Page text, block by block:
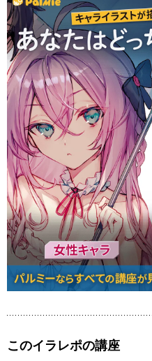
このイラレポの講座